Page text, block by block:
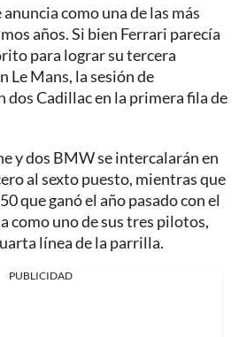
como una de las más
años. Si bien Ferrari parecía
para lograr su tercera
Le Mans, la sesión de
dos Cadillac en la primera fila de
y dos BMW se intercalarán en
al sexto puesto, mientras que
que ganó el año pasado con el
como uno de sus tres pilotos,
línea de la parrilla.
PUBLICIDAD